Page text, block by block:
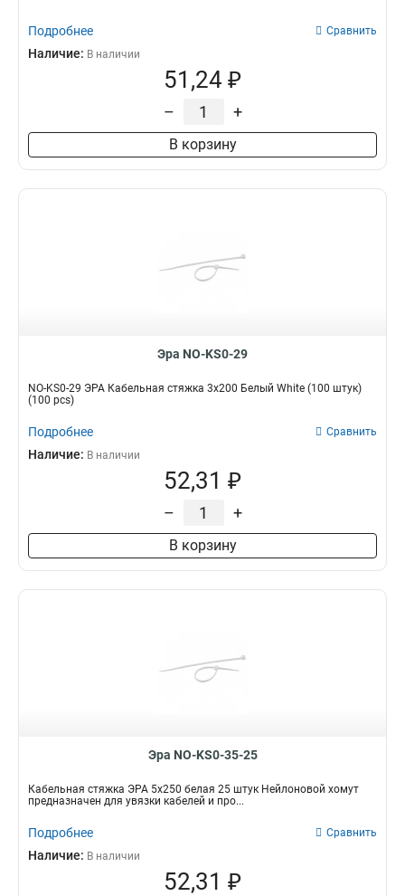
Подробнее Сравнить
Наличие: В наличии
51,24 ₽
– +
В корзину
Эра NO-KS0-29
NO-KS0-29 ЭРА Кабельная стяжка 3x200 Белый White (100 штук)
(100 pcs)
Подробнее Сравнить
Наличие: В наличии
52,31 ₽
– +
В корзину
Эра NO-KS0-35-25
Кабельная стяжка ЭРА 5x250 белая 25 штук Нейлоновой хомут
предназначен для увязки кабелей и про...
Подробнее Сравнить
Наличие: В наличии
52,31 ₽